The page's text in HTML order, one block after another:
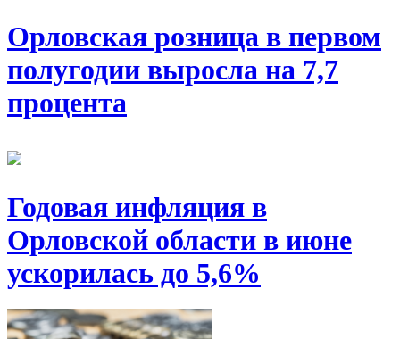
Орловская розница в первом
полугодии выросла на 7,7
процента
Годовая инфляция в
Орловской области в июне
ускорилась до 5,6%